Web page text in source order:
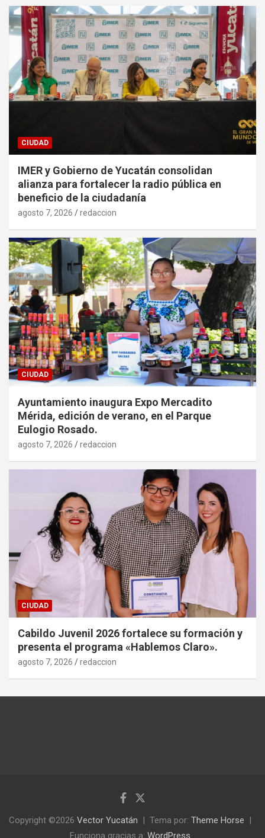
CIUDAD
IMER y Gobierno de Yucatán consolidan
alianza para fortalecer la radio pública en
beneficio de la ciudadanía
agosto 7, 2026 redaccion
CIUDAD
Ayuntamiento inaugura Expo Mercadito
Mérida, edición de verano, en el Parque
Eulogio Rosado.
agosto 7, 2026 redaccion
CIUDAD
Cabildo Juvenil 2026 fortalece su formación y
presenta el programa «Hablemos Claro».
agosto 7, 2026 redaccion
Copyright ©2026 Vector Yucatán Tema por: Theme Horse
Funciona gracias a: WordPress